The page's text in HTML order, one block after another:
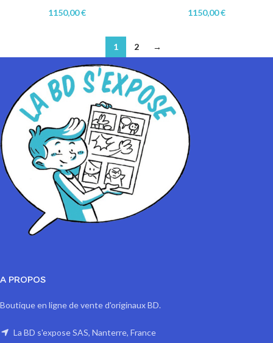
1150,00€ 1150,00€
1 2 →
A PROPOS
Boutique en ligne de vente d'originaux BD.
La BD s'expose SAS, Nanterre, France